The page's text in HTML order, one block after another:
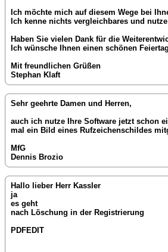
Ich möchte mich auf diesem Wege bei
Ich kenne nichts vergleichbares und
Haben Sie vielen Dank für die
Ich wünsche Ihnen einen schönen
Mit freundlichen Grüßen
Stephan Klaft
Sehr geehrte Damen und Herren,
auch ich nutze Ihre Software jetzt schon
mal ein Bild eines Rufzeichenschildes
MfG
Dennis Brozio
Hallo lieber Herr Kassler
ja
es geht
nach Löschung in der Registrierung
PDFEDIT